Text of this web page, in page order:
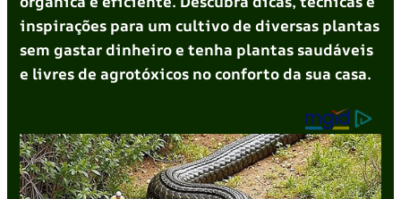
inspirações para um cultivo de diversas plantas
sem gastar dinheiro e tenha plantas saudáveis
e livres de agrotóxicos no conforto da sua casa.